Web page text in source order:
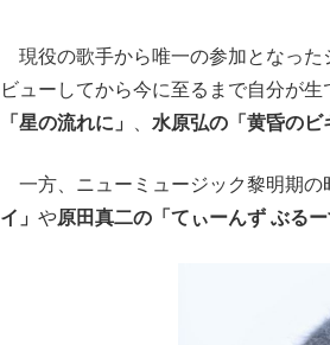
現役の歌手から唯一の参加となった
ビューしてから今に至るまで自分が
「星の流れに」
水原弘の「黄昏のビ
一方、ニューミュージック黎明期の
イ」 や原田真二の「てぃーんず ぶる